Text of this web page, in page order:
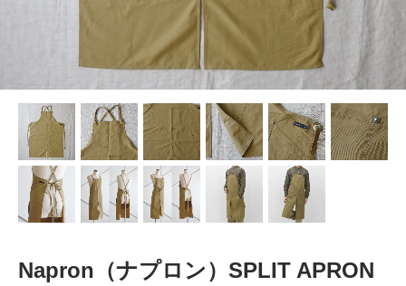
Napron（ナプロン）SPLIT APRON